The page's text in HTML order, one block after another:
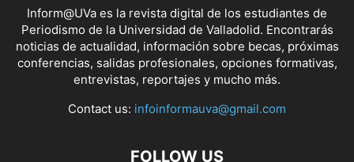
Inform@UVa es la revista digital de los estudiantes de
Periodismo de la Universidad de Valladolid. Encontrarás
noticias de actualidad, información sobre becas, próximas
conferencias, salidas profesionales, opciones formativas,
entrevistas, reportajes y mucho más.
Contact us: infoinformauva@gmail.com
FOLLOW US